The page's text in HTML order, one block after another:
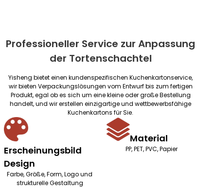
Professioneller Service zur Anpassung
der Tortenschachtel
Yisheng bietet einen kundenspezifischen Kuchenkartonservice,
wir bieten Verpackungslösungen vom Entwurf bis zum fertigen
Produkt, egal ob es sich um eine kleine oder große Bestellung
handelt, und wir erstellen einzigartige und wettbewerbsfähige
Kuchenkartons für Sie.
Erscheinungsbild
Design
Farbe, Größe, Form, Logo und
strukturelle Gestaltung
Material
PP, PET, PVC, Papier